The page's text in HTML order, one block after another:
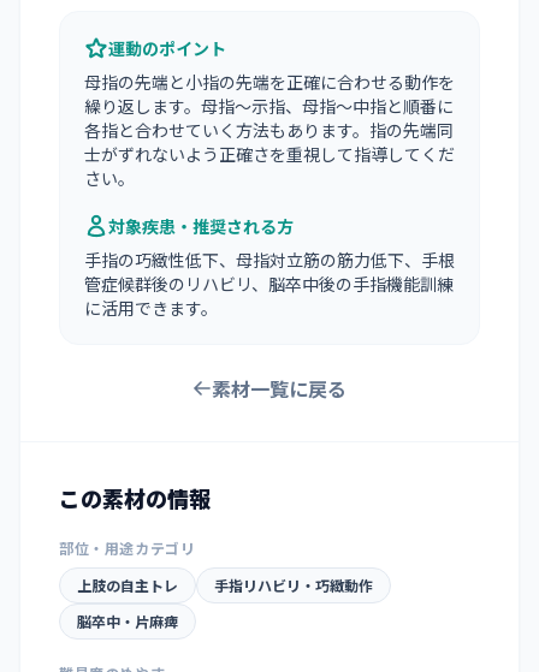
運動のポイント
母指の先端と小指の先端を正確に合わせる動作を
繰り返します。母指〜示指、母指〜中指と順番に
各指と合わせていく方法もあります。指の先端同
士がずれないよう正確さを重視して指導してくだ
さい。
対象疾患・推奨される方
手指の巧緻性低下、母指対立筋の筋力低下、手根
管症候群後のリハビリ、脳卒中後の手指機能訓練
に活用できます。
素材一覧に戻る
この素材の情報
部位・用途カテゴリ
上肢の自主トレ
手指リハビリ・巧緻動作
脳卒中・片麻痺